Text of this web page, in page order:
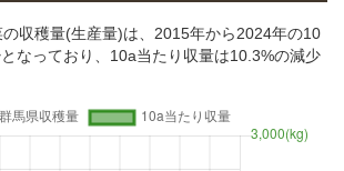
収穫量(生産量)は、2015年から2024年の10
なっており、10a当たり収量は10.3%の減少